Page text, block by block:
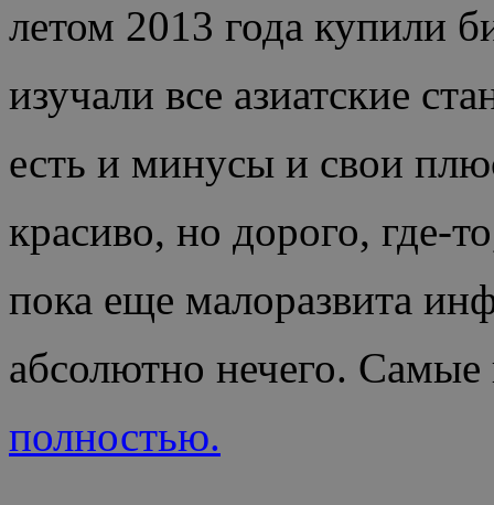
летом 2013 года купили
изучали все азиатские
есть и минусы и свои
красиво, но дорого, где-
пока еще малоразвита
абсолютно нечего.
полностью.